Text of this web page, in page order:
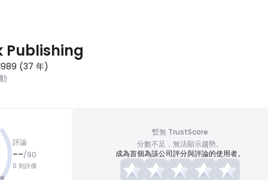
Publishing
(37 年)
評論
--/90
0 則評價
暫無 TrustScore
分數不足，無法顯示趨勢。
成為首個為該公司評分與評論的使用者。